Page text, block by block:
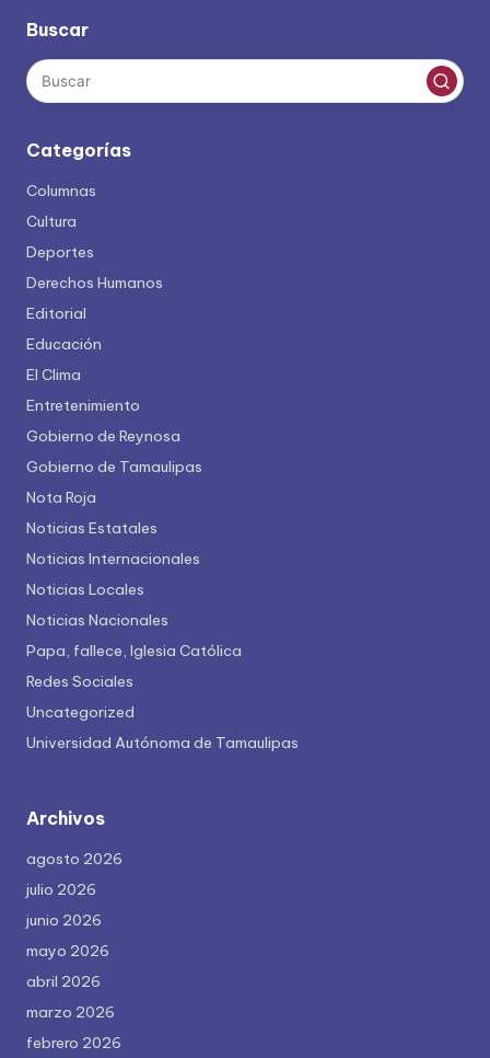
Buscar
Categorías
Columnas
Cultura
Deportes
Derechos Humanos
Editorial
Educación
El Clima
Entretenimiento
Gobierno de Reynosa
Gobierno de Tamaulipas
Nota Roja
Noticias Estatales
Noticias Internacionales
Noticias Locales
Noticias Nacionales
Papa, fallece, Iglesia Católica
Redes Sociales
Uncategorized
Universidad Autónoma de Tamaulipas
Archivos
agosto 2026
julio 2026
junio 2026
mayo 2026
abril 2026
marzo 2026
febrero 2026